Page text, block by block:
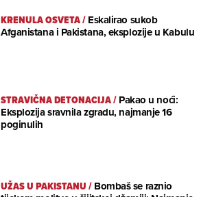
KRENULA OSVETA/Eskalirao sukob
Afganistana i Pakistana, eksplozije u Kabulu
STRAVIČNA DETONACIJA/Pakao u noći:
Eksplozija sravnila zgradu, najmanje 16
poginulih
UŽAS U PAKISTANU/Bombaš se raznio